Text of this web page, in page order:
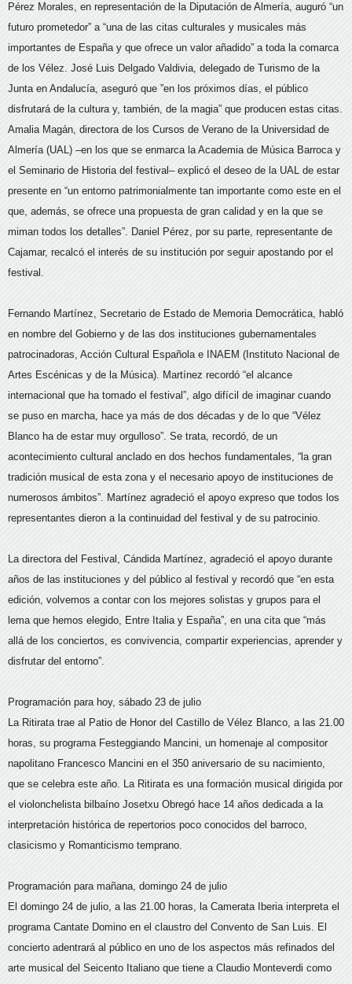
Pérez Morales, en representación de la Diputación de Almería, auguró “un
futuro prometedor” a “una de las citas culturales y musicales más
importantes de España y que ofrece un valor añadido” a toda la comarca
de los Vélez. José Luis Delgado Valdivia, delegado de Turismo de la
Junta en Andalucía, aseguró que ”en los próximos días, el público
disfrutará de la cultura y, también, de la magia” que producen estas citas.
Amalia Magán, directora de los Cursos de Verano de la Universidad de
Almería (UAL) –en los que se enmarca la Academia de Música Barroca y
el Seminario de Historia del festival– explicó el deseo de la UAL de estar
presente en “un entorno patrimonialmente tan importante como este en el
que, además, se ofrece una propuesta de gran calidad y en la que se
miman todos los detalles”. Daniel Pérez, por su parte, representante de
Cajamar, recalcó el interés de su institución por seguir apostando por el
festival.
Fernando Martínez, Secretario de Estado de Memoria Democrática, habló
en nombre del Gobierno y de las dos instituciones gubernamentales
patrocinadoras, Acción Cultural Española e INAEM (Instituto Nacional de
Artes Escénicas y de la Música). Martínez recordó “el alcance
internacional que ha tomado el festival”, algo difícil de imaginar cuando
se puso en marcha, hace ya más de dos décadas y de lo que “Vélez
Blanco ha de estar muy orgulloso”. Se trata, recordó, de un
acontecimiento cultural anclado en dos hechos fundamentales, “la gran
tradición musical de esta zona y el necesario apoyo de instituciones de
numerosos ámbitos”. Martínez agradeció el apoyo expreso que todos los
representantes dieron a la continuidad del festival y de su patrocinio.
La directora del Festival, Cándida Martínez, agradeció el apoyo durante
años de las instituciones y del público al festival y recordó que “en esta
edición, volvemos a contar con los mejores solistas y grupos para el
lema que hemos elegido, Entre Italia y España”, en una cita que “más
allá de los conciertos, es convivencia, compartir experiencias, aprender y
disfrutar del entorno”.
Programación para hoy, sábado 23 de julio
La Ritirata trae al Patio de Honor del Castillo de Vélez Blanco, a las 21.00
horas, su programa Festeggiando Mancini, un homenaje al compositor
napolitano Francesco Mancini en el 350 aniversario de su nacimiento,
que se celebra este año. La Ritirata es una formación musical dirigida por
el violonchelista bilbaíno Josetxu Obregó hace 14 años dedicada a la
interpretación histórica de repertorios poco conocidos del barroco,
clasicismo y Romanticismo temprano.
Programación para mañana, domingo 24 de julio
El domingo 24 de julio, a las 21.00 horas, la Camerata Iberia interpreta el
programa Cantate Domino en el claustro del Convento de San Luis. El
concierto adentrará al público en uno de los aspectos más refinados del
arte musical del Seicento Italiano que tiene a Claudio Monteverdi como